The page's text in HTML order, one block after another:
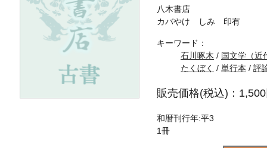
八木書店
カバやけ しみ 印有
キーワード：
石川啄木 / 国文学（近
たくぼく / 単行本 / 評
販売価格(税込)：
和暦刊行年:平3
1冊